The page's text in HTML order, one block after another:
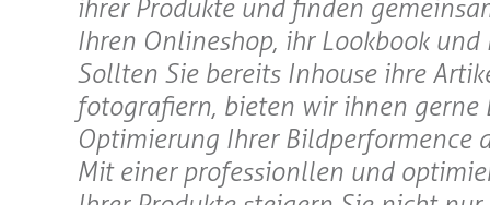
ihrer Produkte und finden
Ihren Onlineshop, ihr Lookbook
Sollten Sie bereits Inhouse ihre
fotografiern, bieten wir ihnen gerne
Optimierung Ihrer Bildperformence
Mit einer professionllen und